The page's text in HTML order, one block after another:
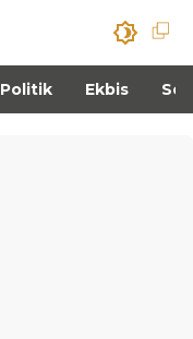
Politik Ekbis